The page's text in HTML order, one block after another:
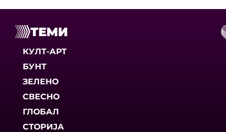
ТЕМИ
КУЛТ-АРТ
БУНТ
ЗЕЛЕНО
СВЕСНО
ГЛОБАЛ
СТОРИЈА